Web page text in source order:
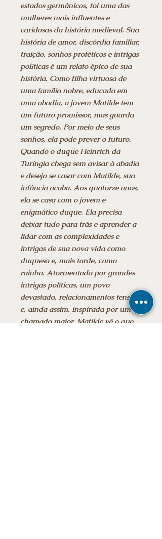
estados germânicos, foi uma das
mulheres mais influentes e
caridosas da história medieval. Sua
história de amor, discórdia familiar,
traição, sonhos proféticos e intrigas
políticas é um relato épico de sua
história. Como filha virtuosa de
uma família nobre, educada em
uma abadia, a jovem Matilde tem
um futuro promissor, mas guarda
um segredo. Por meio de seus
sonhos, ela pode prever o futuro.
Quando o duque Heinrich da
Turíngia chega sem avisar à abadia
e deseja se casar com Matilde, sua
infância acaba. Aos quatorze anos,
ela se casa com o jovem e
enigmático duque. Ela precisa
deixar tudo para trás e aprender a
lidar com as complexidades e
intrigas de sua nova vida como
duquesa e, mais tarde, como
rainha. Atormentada por grandes
intrigas políticas, um povo
devastado, relacionamentos tensos
e, ainda assim, inspirada por um
chamado maior, Matilde vê o que